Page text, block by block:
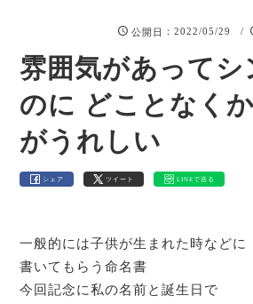
公開日 ：2022/05/29 /
雰囲気があってシ
のに どことなく
がうれしい
シェア ツイート LINEで送る
一般的には子供が生まれた時などに
書いてもらう命名書
今回記念に私の名前と誕生日で